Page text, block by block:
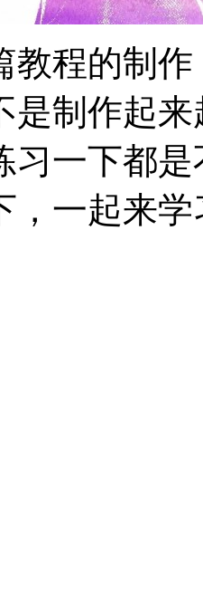
教程的制
是制作起
习一下都
，一起来